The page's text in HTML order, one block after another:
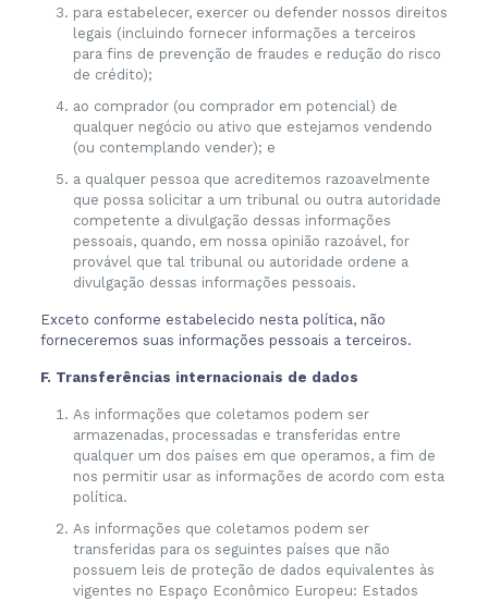
para estabelecer, exercer ou defender nossos direitos
legais (incluindo fornecer informações a terceiros
para fins de prevenção de fraudes e redução do risco
de crédito);
ao comprador (ou comprador em potencial) de
qualquer negócio ou ativo que estejamos vendendo
(ou contemplando vender); e
a qualquer pessoa que acreditemos razoavelmente
que possa solicitar a um tribunal ou outra autoridade
competente a divulgação dessas informações
pessoais, quando, em nossa opinião razoável, for
provável que tal tribunal ou autoridade ordene a
divulgação dessas informações pessoais.
Exceto conforme estabelecido nesta política, não
forneceremos suas informações pessoais a terceiros.
F. Transferências internacionais de dados
As informações que coletamos podem ser
armazenadas, processadas e transferidas entre
qualquer um dos países em que operamos, a fim de
nos permitir usar as informações de acordo com esta
política.
As informações que coletamos podem ser
transferidas para os seguintes países que não
possuem leis de proteção de dados equivalentes às
vigentes no Espaço Econômico Europeu: Estados